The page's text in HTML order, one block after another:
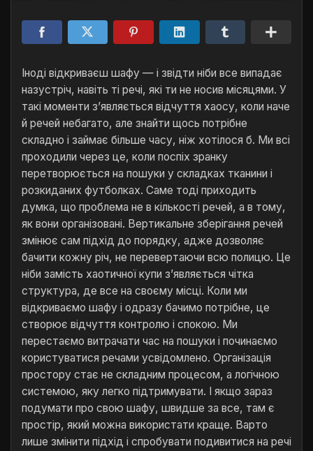
Іноді відкриваєш шафу — і звідти ніби все випадає
назустріч, навіть ті речі, які ти не носив місяцями. У
такі моменти з’являється відчуття хаосу, коли наче
й речей небагато, але знайти щось потрібне
складно і займає більше часу, ніж хотілося б. Ми всі
проходили через це, коли поспіх зранку
перетворюється на пошуки у складках тканини і
розкиданих футболках. Саме тоді приходить
думка, що проблема не в кількості речей, а в тому,
як вони організовані. Вертикальне зберігання речей
змінює сам підхід до порядку, адже дозволяє
бачити кожну річ, не перевертаючи всю полицю. Це
ніби замість хаотичної купи з’являється чітка
структура, де все на своєму місці. Коли ми
відкриваємо шафу і одразу бачимо потрібне, це
створює відчуття контролю і спокою. Ми
перестаємо витрачати час на пошуки і починаємо
користуватися речами усвідомлено. Організація
простору стає не складним процесом, а логічною
системою, яку легко підтримувати. І якщо зараз
подумати про свою шафу, швидше за все, там є
простір, який можна використати краще. Варто
лише змінити підхід і спробувати подивитися на речі